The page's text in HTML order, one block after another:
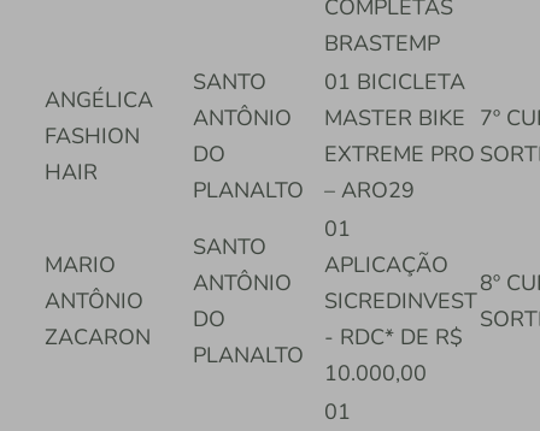
COMPLETAS
BRASTEMP
ANGÉLICA
FASHION
HAIR
SANTO
ANTÔNIO
DO
PLANALTO
01 BICICLETA
MASTER BIKE
EXTREME PRO
– ARO29
7º
MARIO
ANTÔNIO
ZACARON
SANTO
ANTÔNIO
DO
PLANALTO
01
APLICAÇÃO
SICREDINVEST
- RDC* DE R$
10.000,00
8º
01